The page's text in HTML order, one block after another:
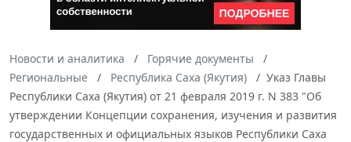
Новости и аналитика
Горячие документы
Региональные
Республика Саха (Якутия)
Указ Главы
Республики Саха (Якутия) от 21 февраля 2019 г. N 383 "Об
утверждении Концепции сохранения, изучения и развития
государственных и официальных языков Республики Саха